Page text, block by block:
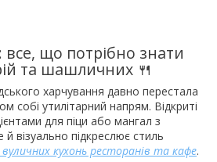
все, що потрібно знати
та шашличних 🍴
харчування давно перестала
утилітарний напрям. Відкриті
для піци або мангал з
підкреслює стиль
кухонь ресторанів та кафе.